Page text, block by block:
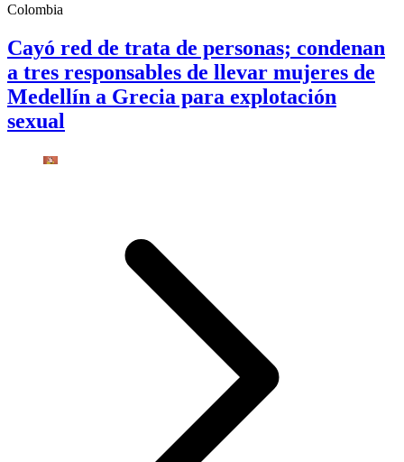
Colombia
Cayó red de trata de personas; condenan
a tres responsables de llevar mujeres de
Medellín a Grecia para explotación
sexual